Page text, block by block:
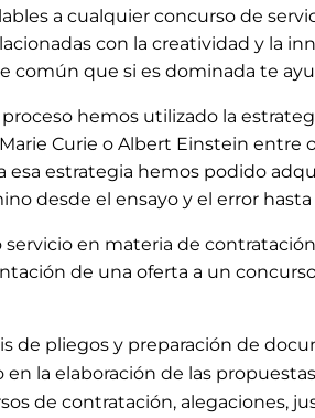
a cualquier concurso de
con la creatividad y la
común que si es dominada te
hemos utilizado la
Curie o Albert Einstein
esa estrategia hemos podido
desde el ensayo y el error
servicio en materia de
de una oferta a un
de pliegos y preparación de
en la elaboración de las
de contratación, alegaciones,